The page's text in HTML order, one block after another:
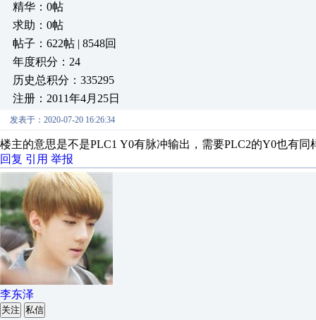
精华：0帖
求助：0帖
帖子：622帖 | 8548回
年度积分：24
历史总积分：335295
注册：2011年4月25日
发表于：2020-07-20 16:26:34
楼主的意思是不是PLC1 Y0有脉冲输出，需要PLC2的Y0也有
回复 引用 举报
李东泽
关注 私信